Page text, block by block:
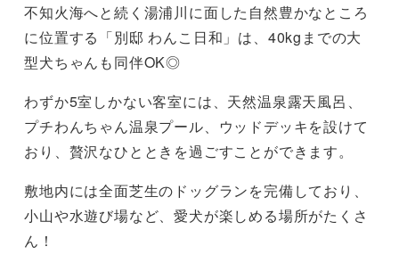
不知火海へと続く湯浦川に面した自然豊かなところ
に位置する「別邸 わんこ日和」は、40kgまでの大
型犬ちゃんも同伴OK◎
わずか5室しかない客室には、天然温泉露天⾵呂、
プチわんちゃん温泉プール、ウッドデッキを設けて
おり、贅沢なひとときを過ごすことができます。
敷地内には全面芝生のドッグランを完備しており、
小山や水遊び場など、愛犬が楽しめる場所がたくさ
ん！